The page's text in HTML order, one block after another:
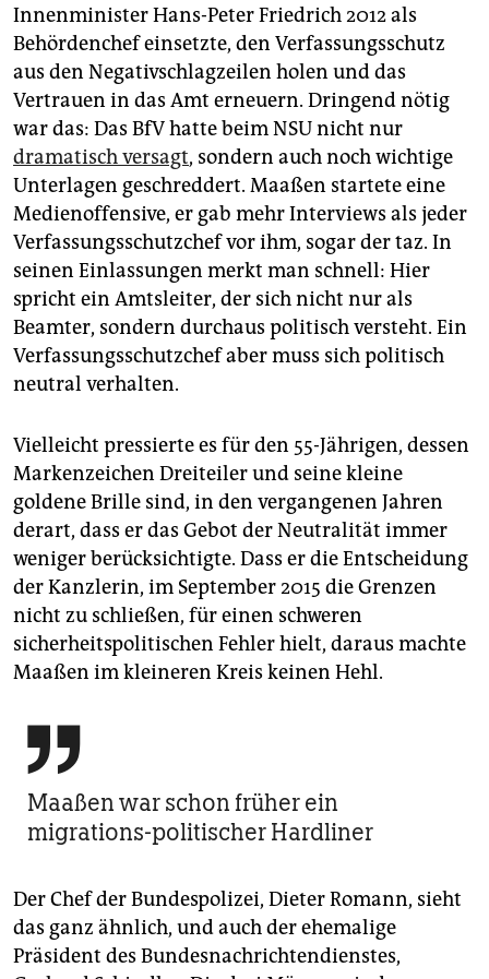
Innenminister Hans-Peter Friedrich 2012 als
Behördenchef einsetzte, den Verfassungsschutz
aus den Negativschlagzeilen holen und das
Vertrauen in das Amt erneuern. Dringend nötig
war das: Das BfV hatte beim NSU nicht nur
dramatisch versagt, sondern auch noch wichtige
Unterlagen geschreddert. Maaßen startete eine
Medienoffensive, er gab mehr Interviews als jeder
Verfassungsschutzchef vor ihm, sogar der taz. In
seinen Einlassungen merkt man schnell: Hier
spricht ein Amtsleiter, der sich nicht nur als
Beamter, sondern durchaus politisch versteht. Ein
Verfassungsschutzchef aber muss sich politisch
neutral verhalten.
Vielleicht pressierte es für den 55-Jährigen, dessen
Markenzeichen Dreiteiler und seine kleine
goldene Brille sind, in den vergangenen Jahren
derart, dass er das Gebot der Neutralität immer
weniger berücksichtigte. Dass er die Entscheidung
der Kanzlerin, im September 2015 die Grenzen
nicht zu schließen, für einen schweren
sicherheitspolitischen Fehler hielt, daraus machte
Maaßen im kleineren Kreis keinen Hehl.

Maaßen war schon früher ein
migrations-politischer Hardliner
Der Chef der Bundespolizei, Dieter Romann, sieht
das ganz ähnlich, und auch der ehemalige
Präsident des Bundesnachrichtendienstes,